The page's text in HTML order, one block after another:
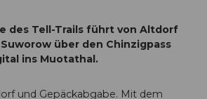
des Tell-Trails führt von Altdorf
über den Chinzigpass
ins Muotathal.
und Gepäckabgabe. Mit dem